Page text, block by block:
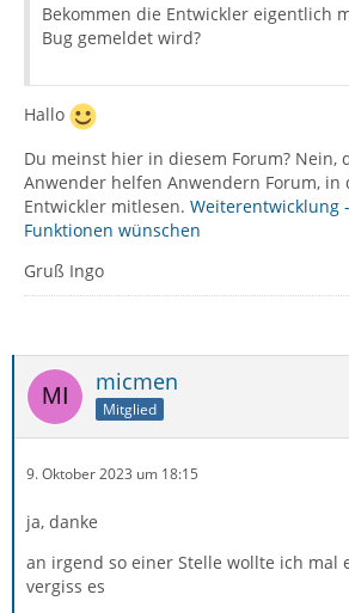
Bekommen die Entwickler eigentlich
Bug gemeldet wird?
Hallo
Du meinst hier in diesem Forum? Nein,
Anwender helfen Anwendern Forum, in
Entwickler mitlesen. Weiterentwicklung
Funktionen wünschen
Gruß Ingo
micmen
Mitglied
9. Oktober 2023 um 18:15
ja, danke
an irgend so einer Stelle wollte ich mal
vergiss es